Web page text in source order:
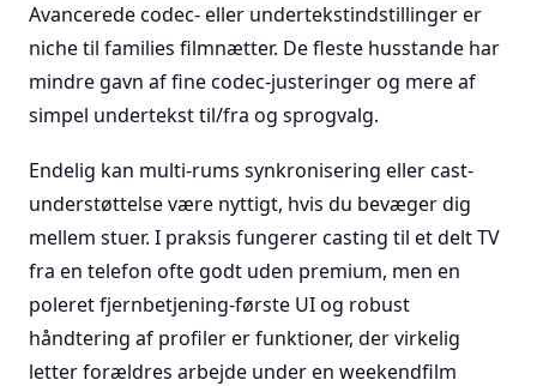
Avancerede codec- eller undertekstindstillinger er
niche til families filmnætter. De fleste husstande har
mindre gavn af fine codec-justeringer og mere af
simpel undertekst til/fra og sprogvalg.
Endelig kan multi-rums synkronisering eller cast-
understøttelse være nyttigt, hvis du bevæger dig
mellem stuer. I praksis fungerer casting til et delt TV
fra en telefon ofte godt uden premium, men en
poleret fjernbetjening-første UI og robust
håndtering af profiler er funktioner, der virkelig
letter forældres arbejde under en weekendfilm